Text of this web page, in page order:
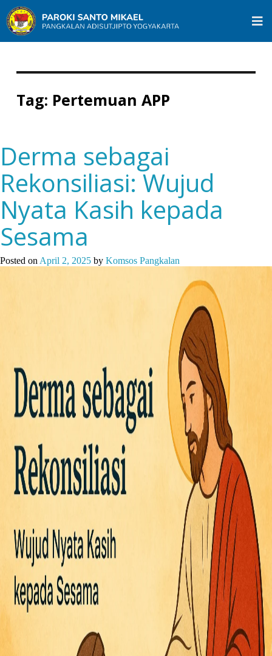
Tag: Pertemuan APP
Derma sebagai
Rekonsiliasi: Wujud
Nyata Kasih kepada
Sesama
Posted on April 2, 2025 by Komsos Pangkalan